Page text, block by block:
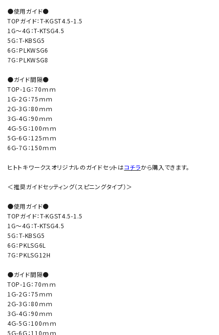
●使用ガイド●
TOPガイド：T-KGST4.5-1.5
1G～4G：T-KTSG4.5
5G：T-KBSG5
6G：PLKWSG6
7G：PLKWSG8
●ガイド間隔●
TOP-1G：70ｍｍ
1Ｇ-2Ｇ：75ｍｍ
2Ｇ-3Ｇ：80ｍｍ
3Ｇ-4Ｇ：90ｍｍ
4Ｇ-5Ｇ：100ｍｍ
5Ｇ-6Ｇ：125ｍｍ
6Ｇ-7Ｇ：150ｍｍ
ヒトトキワークスオリジナルのガイドセットはコチラから購入できます。
＜推奨ガイドセッティング（スピニングタイプ）＞
●使用ガイド●
TOPガイド：T-KGST4.5-1.5
1G～4G：T-KTSG4.5
5G：T-KBSG5
6G：PKLSG6L
7G：PKLSG12H
●ガイド間隔●
TOP-1G：70ｍｍ
1Ｇ-2Ｇ：75ｍｍ
2Ｇ-3Ｇ：80ｍｍ
3Ｇ-4Ｇ：90ｍｍ
4Ｇ-5Ｇ：100ｍｍ
5Ｇ-6Ｇ：110ｍｍ